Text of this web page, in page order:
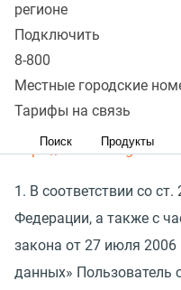
регионе
Подключить
8-800
Местные городские
Тарифы на связь
Поиск Продукты
Пользователя на
размещено на Сайте
Политика обработки
Оператора, размещена
https://www.mango-
1. В соответствии со
Федерации, а также с
закона от 27 июля 2006
данных» Пользователь